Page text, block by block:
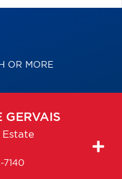
OR MORE
GERVAIS
Estate
7140